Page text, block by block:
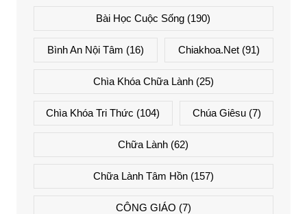
Bài Học Cuộc Sống (190)
Bình An Nội Tâm (16) Chiakhoa.net (91)
Chìa Khóa Chữa Lành(25)
Chìa Khóa Tri Thức (104) Chúa Giêsu(7)
Chữa Lành (62)
Chữa Lành Tâm Hồn(157)
CÔNG GIÁO (7)